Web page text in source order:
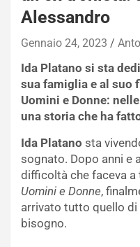
Alessandro
Gennaio 24, 2023
Ida Platano si sta
sua famiglia e al suo
Uomini e Donne:
una storia che ha
Ida Platano sta
sognato. Dopo anni e
difficoltà che faceva a
Uomini e Donne,
arrivato tutto quello di
bisogno.